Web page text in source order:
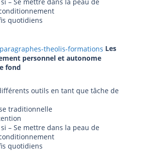
quotidiens
Les
personnel et autonome
fond
outils en tant que tâche de
traditionnelle
– Se mettre dans la peau de
quotidiens